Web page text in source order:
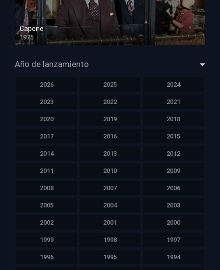
Capone
1975
HD 1080p
Año de lanzamiento
2026 2025 2024
2023 2022 2021
2020 2019 2018
2017 2016 2015
2014 2013 2012
2011 2010 2009
2008 2007 2006
2005 2004 2003
2002 2001 2000
1999 1998 1997
1996 1995 1994